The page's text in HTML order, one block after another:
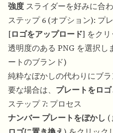
強度 スライダーを好みに合
ステップ 6 (オプション): プ
[ロゴをアップロード] をクリ
透明度のある PNG を選択し
ートのブランド)
純粋なぼかしの代わりにブ
要な場合は、 プレートをロ
ステップ 7: プロセス
ナンバー プレートをぼかし (